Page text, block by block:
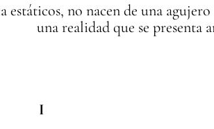
no nacen de una
una realidad que se
I